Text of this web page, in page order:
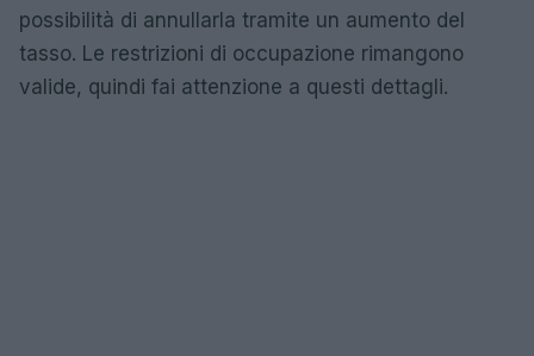
possibilità di annullarla tramite un aumento del
tasso. Le restrizioni di occupazione rimangono
valide, quindi fai attenzione a questi dettagli.